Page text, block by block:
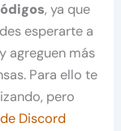
, ya que
esperarte a
agreguen más
Para ello te
pero
Discord